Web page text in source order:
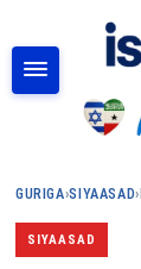
GURIGA›SIYAASAD›
SIYAASAD